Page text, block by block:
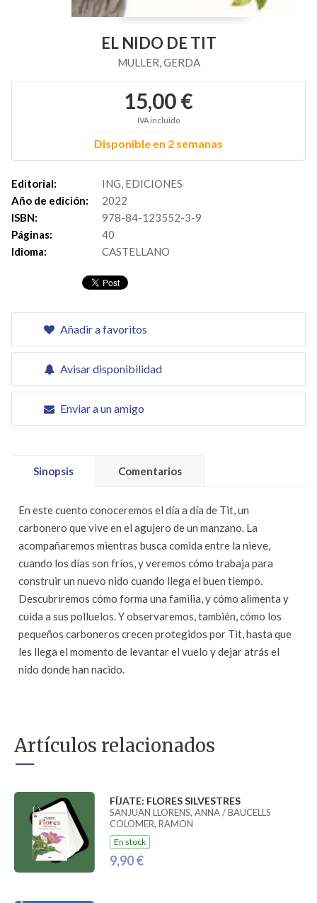
EL NIDO DE TIT
MULLER, GERDA
15,00 €
IVA incluido
Disponible en 2 semanas
Editorial:
ING, EDICIONES
Año de edición:
2022
ISBN:
978-84-123552-3-9
Páginas:
40
Idioma:
CASTELLANO
Añadir a favoritos
Avisar disponibilidad
Enviar a un amigo
Sinopsis Comentarios
En este cuento conoceremos el día a día de Tit, un
carbonero que vive en el agujero de un manzano. La
acompañaremos mientras busca comida entre la nieve,
cuando los días son fríos, y veremos cómo trabaja para
construir un nuevo nido cuando llega el buen tiempo.
Descubriremos cómo forma una familia, y cómo alimenta y
cuida a sus polluelos. Y observaremos, también, cómo los
pequeños carboneros crecen protegidos por Tit, hasta que
les llega el momento de levantar el vuelo y dejar atrás el
nido donde han nacido.
Artículos relacionados
FÍJATE: FLORES SILVESTRES
SANJUAN LLORENS, ANNA / BAUCELLS
COLOMER, RAMON
En stock
9,90 €